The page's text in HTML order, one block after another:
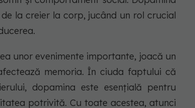
la creier la corp, jucând un rol crucial
unor evenimente importante, joacă un
memoria. În ciuda faptului că
dopamina este esențială pentru
potrivită. Cu toate acestea, atunci